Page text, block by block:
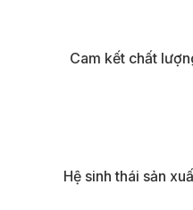
Cam kết chất
Hệ sinh thái sản